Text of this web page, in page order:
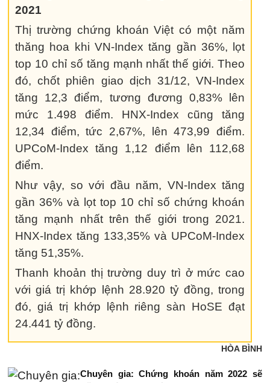
2021
Thị trường chứng khoán Việt có một năm
thăng hoa khi VN-Index tăng gần 36%, lọt
top 10 chỉ số tăng mạnh nhất thế giới. Theo
đó, chốt phiên giao dịch 31/12, VN-Index
tăng 12,3 điểm, tương đương 0,83% lên
mức 1.498 điểm. HNX-Index cũng tăng
12,34 điểm, tức 2,67%, lên 473,99 điểm.
UPCoM-Index tăng 1,12 điểm lên 112,68
điểm.
Như vậy, so với đầu năm, VN-Index tăng
gần 36% và lọt top 10 chỉ số chứng khoán
tăng mạnh nhất trên thế giới trong 2021.
HNX-Index tăng 133,35% và UPCoM-Index
tăng 51,35%.
Thanh khoản thị trường duy trì ở mức cao
với giá trị khớp lệnh 28.920 tỷ đồng, trong
đó, giá trị khớp lệnh riêng sàn HoSE đạt
24.441 tỷ đồng.
HÒA BÌNH
Chuyên gia: Chứng khoán năm 2022 sẽ